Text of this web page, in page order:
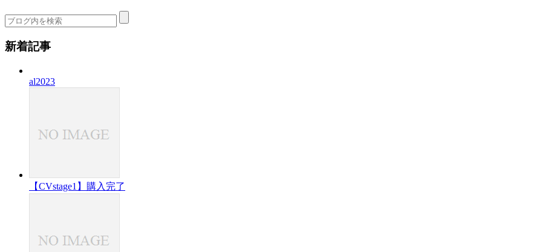
新着記事
al2023
【CVstage1】購入完了